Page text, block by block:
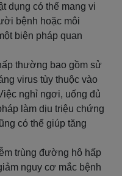
dụng có thể mang vi
bệnh hoặc môi
biện pháp quan
thường bao gồm sử
virus tùy thuộc vào
nghỉ ngơi, uống đủ
làm dịu triệu chứng
có thể giúp tăng
trùng đường hô hấp
nguy cơ mắc bệnh